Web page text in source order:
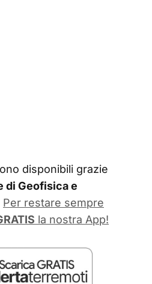
disponibili grazie
di Geofisica e
Per restare sempre
la nostra App!